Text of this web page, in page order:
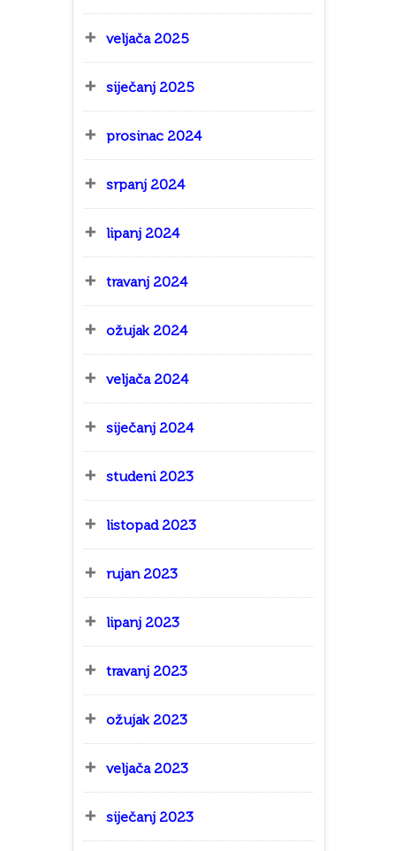
veljača 2025
siječanj 2025
prosinac 2024
srpanj 2024
lipanj 2024
travanj 2024
ožujak 2024
veljača 2024
siječanj 2024
studeni 2023
listopad 2023
rujan 2023
lipanj 2023
travanj 2023
ožujak 2023
veljača 2023
siječanj 2023